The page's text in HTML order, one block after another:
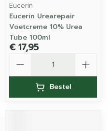
Eucerin
Eucerin Urearepair
Voetcreme 10% Urea
Tube 100ml
€ 17,95
Bestel